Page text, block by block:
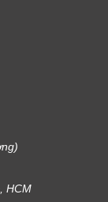
HCM